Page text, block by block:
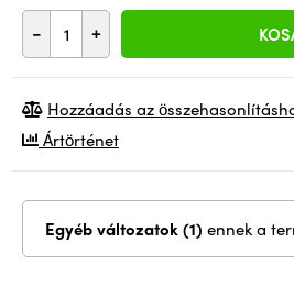
- +
Hozzáadás az
Ártörténet
Egyéb változatok (1) ennek a